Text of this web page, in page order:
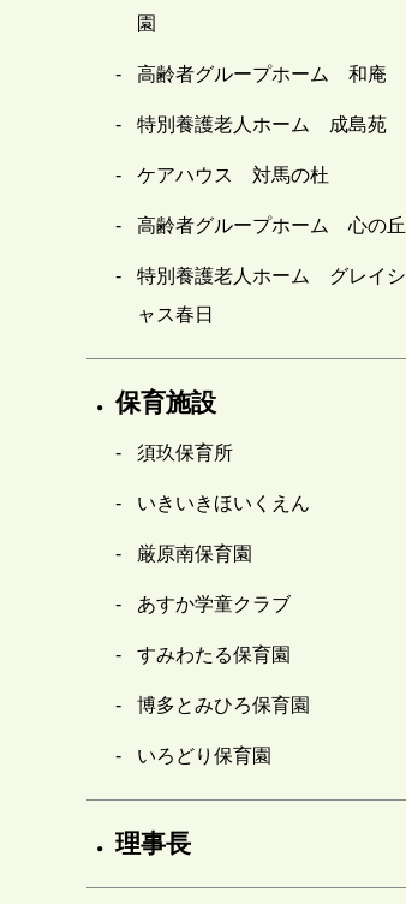
園
高齢者グループホーム 和庵
特別養護老人ホーム 成島苑
ケアハウス 対馬の杜
高齢者グループホーム 心の丘
特別養護老人ホーム グレイシ
ャス春日
保育施設
須玖保育所
いきいきほいくえん
厳原南保育園
あすか学童クラブ
すみわたる保育園
博多とみひろ保育園
いろどり保育園
理事長